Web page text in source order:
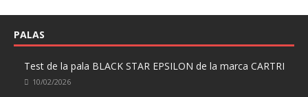
PALAS
Test de la pala BLACK STAR EPSILON de la marca CARTRI
10/02/2026